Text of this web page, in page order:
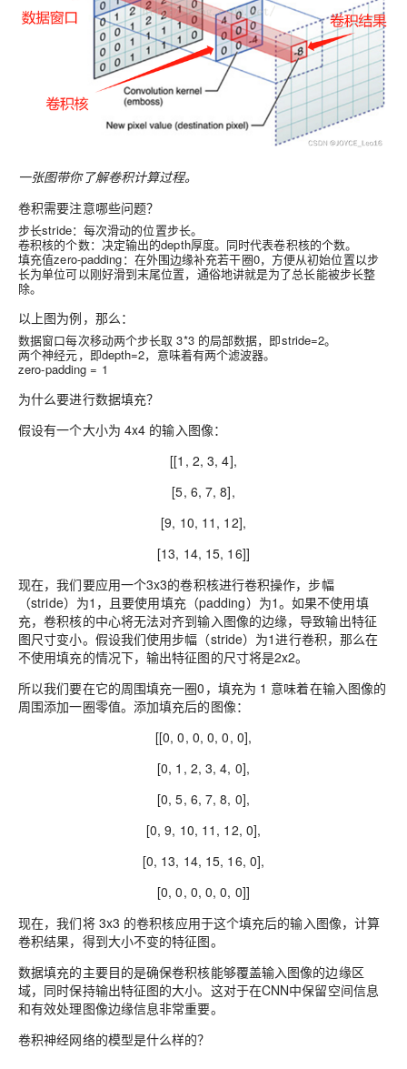
一张图带你了解卷积计算过程。
卷积需要注意哪些问题？
步长stride：每次滑动的位置步长。
卷积核的个数：决定输出的depth厚度。同时代表卷积核的个数。
填充值zero-padding：在外围边缘补充若干圈0，方便从初始位置以步
长为单位可以刚好滑到末尾位置，通俗地讲就是为了总长能被步长整
除。
以上图为例，那么：
数据窗口每次移动两个步长取 3*3 的局部数据，即stride=2。
两个神经元，即depth=2，意味着有两个滤波器。
zero-padding = 1
为什么要进行数据填充？
假设有一个大小为 4x4 的输入图像：
[[1, 2, 3, 4],
[5, 6, 7, 8],
[9, 10, 11, 12],
[13, 14, 15, 16]]
现在，我们要应用一个3x3的卷积核进行卷积操作，步幅
（stride）为1，且要使用填充（padding）为1。如果不使用填
充，卷积核的中心将无法对齐到输入图像的边缘，导致输出特征
图尺寸变小。假设我们使用步幅（stride）为1进行卷积，那么在
不使用填充的情况下，输出特征图的尺寸将是2x2。
所以我们要在它的周围填充一圈0，填充为 1 意味着在输入图像的
周围添加一圈零值。添加填充后的图像：
[[0, 0, 0, 0, 0, 0],
[0, 1, 2, 3, 4, 0],
[0, 5, 6, 7, 8, 0],
[0, 9, 10, 11, 12, 0],
[0, 13, 14, 15, 16, 0],
[0, 0, 0, 0, 0, 0]]
现在，我们将 3x3 的卷积核应用于这个填充后的输入图像，计算
卷积结果，得到大小不变的特征图。
数据填充的主要目的是确保卷积核能够覆盖输入图像的边缘区
域，同时保持输出特征图的大小。这对于在CNN中保留空间信息
和有效处理图像边缘信息非常重要。
卷积神经网络的模型是什么样的？